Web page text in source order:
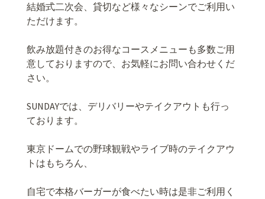
結婚式二次会、貸切など様々なシーンでご利用い
ただけます。
飲み放題付きのお得なコースメニューも多数ご用
意しておりますので、お気軽にお問い合わせくだ
さい。
SUNDAYでは、デリバリーやテイクアウトも行っ
ております。
東京ドームでの野球観戦やライブ時のテイクアウ
トはもちろん、
自宅で本格バーガーが食べたい時は是非ご利用く